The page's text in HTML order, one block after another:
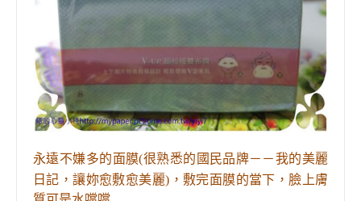
永遠不嫌多的面膜(很熟悉的國民品牌－－我的美麗
日記 ，讓妳愈敷愈美麗)，敷完面膜的當下，臉上膚